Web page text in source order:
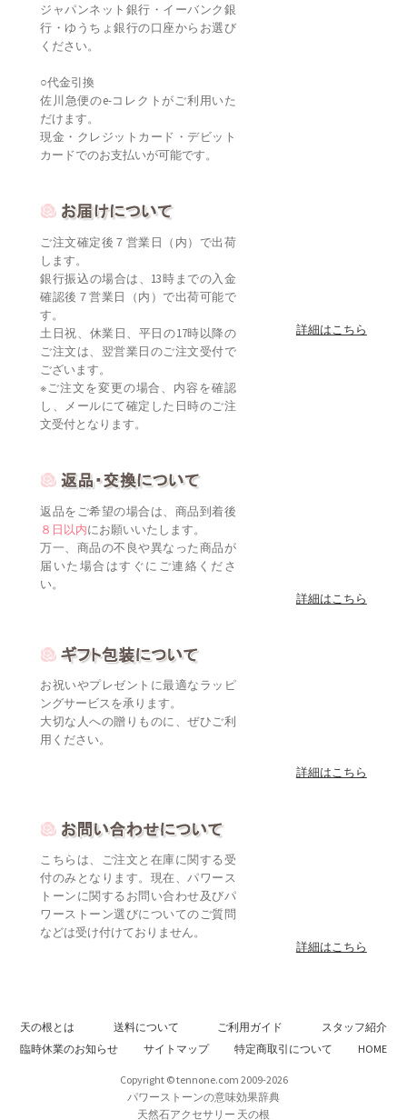
ジャパンネット銀行・イーバンク銀
行・ゆうちょ銀行の口座からお選び
ください。
○代金引換
佐川急便のe-コレクトがご利用いた
だけます。
現金・クレジットカード・デビット
カードでのお支払いが可能です。
ご注文確定後７営業日（内）で出荷
します。
銀行振込の場合は、13時までの入金
確認後７営業日（内）で出荷可能で
す。
土日祝、休業日、平日の17時以降の
ご注文は、翌営業日のご注文受付で
ございます。
※ご注文を変更の場合、内容を確認
し、メールにて確定した日時のご注
文受付となります。
詳細はこちら
返品をご希望の場合は、商品到着後
８日以内にお願いいたします。
万一、商品の不良や異なった商品が
届いた場合はすぐにご連絡くださ
い。
詳細はこちら
お祝いやプレゼントに最適なラッピ
ングサービスを承ります。
大切な人への贈りものに、ぜひご利
用ください。
詳細はこちら
こちらは、ご注文と在庫に関する受
付のみとなります。現在、パワース
トーンに関するお問い合わせ及びパ
ワーストーン選びについてのご質問
などは受け付けておりません。
詳細はこちら
天の根とは 送料について ご利用ガイド
スタッフ紹介
臨時休業のお知らせ
サイトマップ 特定商取引について HOME
Copyright © tennone.com 2009-2026
パワーストーンの意味効果辞典
天然石アクセサリー 天の根